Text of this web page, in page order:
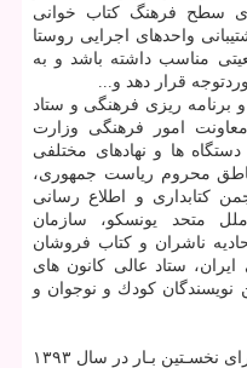
سطح فرهنگ كتاب خوانی
واحدهای اجرایی روستا
مناسب داشته باشد و به
قرار دهد و...
برنامه ریزی فرهنگی و ستاد
امور فرهنگی وزارت
ها و نهادهای مختلفی
محروم ریاست جمهوری،
كتابداری و اطلاع رسانی
متحد یونسكو، سازمان
ناشران و كتاب فروشان
ایران، ستاد عالی كانون های
كودك و نوجوان و
جشـنواره روسـتاهای دوسـتدار كتاب برای نخسـتین بـار در سال ۱۳۹۳